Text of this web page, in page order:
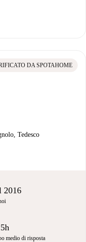
Tedesco
DA SPOTAHOME
2016
medio di risposta